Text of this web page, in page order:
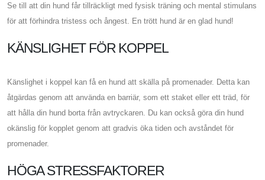
Se till att din hund får tillräckligt med fysisk träning och mental stimulans
för att förhindra tristess och ångest. En trött hund är en glad hund!
KÄNSLIGHET FÖR KOPPEL
Känslighet i koppel kan få en hund att skälla på promenader. Detta kan
åtgärdas genom att använda en barriär, som ett staket eller ett träd, för
att hålla din hund borta från avtryckaren. Du kan också göra din hund
okänslig för kopplet genom att gradvis öka tiden och avståndet för
promenader.
HÖGA STRESSFAKTORER